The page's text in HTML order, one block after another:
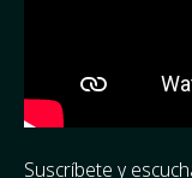
Suscríbete y